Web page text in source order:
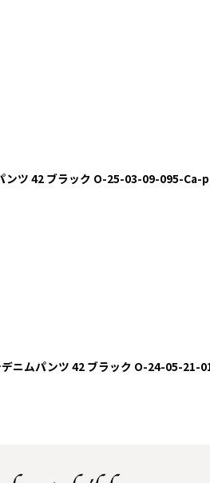
ンツ 42 ブラック O-25-03-09-095-Ca-
ニムパンツ 42 ブラック O-24-05-21-